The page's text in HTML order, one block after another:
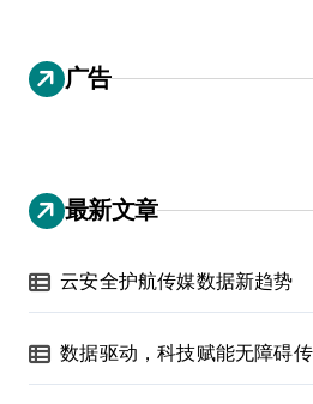
广告
最新文章
云安全护航传媒数据新趋势
数据驱动，科技赋能无障碍